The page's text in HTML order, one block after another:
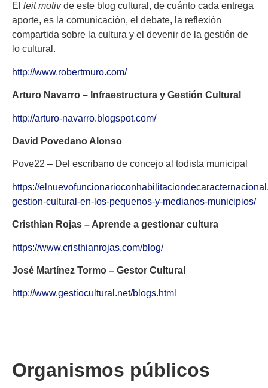
El leit motivde este blog cultural, de cuánto cada entrega
aporte, es la comunicación, el debate, la reflexión
compartida sobre la cultura y el devenir de la gestión de
lo cultural.
http://www.robertmuro.com/
Arturo Navarro – Infraestructura y Gestión Cultural
http://arturo-navarro.blogspot.com/
David Povedano Alonso
Pove22 – Del escribano de concejo al todista municipal
https://
gestion-cultural-en-los-pequenos-y-medianos-municipios/
Cristhian Rojas – Aprende a gestionar cultura
https://www.cristhianrojas.com/blog/
José Martínez Tormo – Gestor Cultural
http://www.gestiocultural.net/blogs.html
Organismos públicos